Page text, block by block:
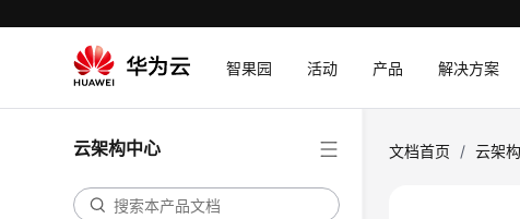
智果园 活动 产品 解决方案
云架构中心 文档首页 / 云架